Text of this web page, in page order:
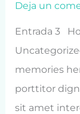
Deja un
Entrada 3
memories
porttitor
sit amet